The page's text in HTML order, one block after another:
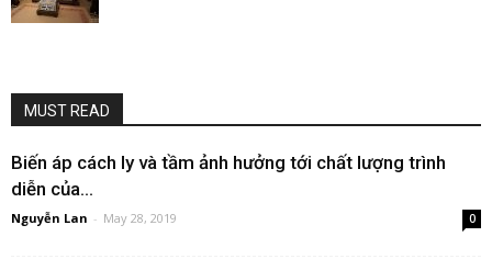
MUST READ
Biến áp cách ly và tầm ảnh hưởng tới chất lượng trình
diễn của...
Nguyễn Lan - May 28, 2019 0